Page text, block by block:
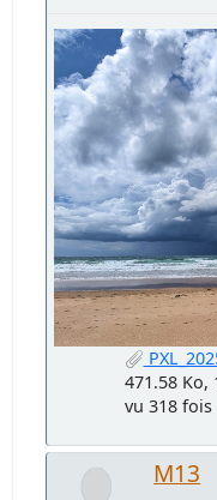
471.58 Ko,
vu 318 fois
M13